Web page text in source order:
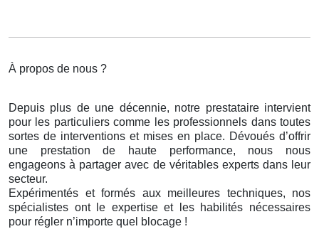
À propos de nous ?
Depuis plus de une décennie, notre prestataire intervient
pour les particuliers comme les professionnels dans toutes
sortes de interventions et mises en place. Dévoués d’offrir
une prestation de haute performance, nous nous
engageons à partager avec de véritables experts dans leur
secteur.
Expérimentés et formés aux meilleures techniques, nos
spécialistes ont le expertise et les habilités nécessaires
pour régler n’importe quel blocage !